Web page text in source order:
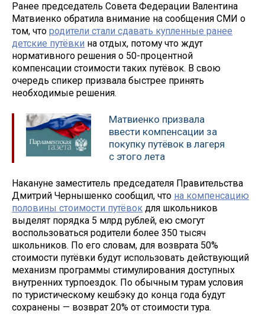
Ранее председатель Совета Федерации Валентина
Матвиенко обратила внимание на сообщения СМИ о
том, что родители стали сдавать купленные ранее
детские путёвки на отдых, потому что ждут
нормативного решения о 50-процентной
компенсации стоимости таких путёвок. В свою
очередь спикер призвала быстрее принять
необходимые решения.
Матвиенко призвала
ввести компенсации за
покупку путёвок в лагеря
с этого лета
Накануне заместитель председателя Правительства
Дмитрий Чернышенко сообщил, что на компенсацию
половины стоимости путёвок для школьников
выделят порядка 5 млрд рублей, ею смогут
воспользоваться родители более 350 тысяч
школьников. По его словам, для возврата 50%
стоимости путёвки будут использовать действующий
механизм программы стимулирования доступных
внутренних турпоездок. По обычным турам условия
по туристическому кешбэку до конца года будут
сохранены — возврат 20% от стоимости тура.